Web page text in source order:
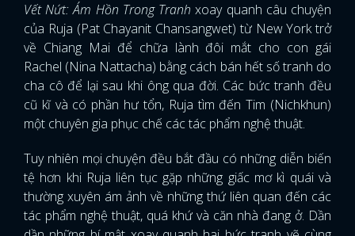
Vết Nứt: Ám Hồn Trong Tranhxoay quanh câu chuyện
của Ruja (Pat Chayanit Chansangwet) từ New York trở
về Chiang Mai để chữa lành đôi mắt cho con gái
Rachel (Nina Nattacha) bằng cách bán hết số tranh do
cha cô để lại sau khi ông qua đời. Các bức tranh đều
cũ kĩ và có phần hư tổn, Ruja tìm đến Tim (Nichkhun)
một chuyên gia phục chế các tác phẩm nghệ thuật.
Tuy nhiên mọi chuyện đều bắt đầu có những diễn biến
tệ hơn khi Ruja liên tục gặp những giấc mơ kì quái và
thường xuyên ám ảnh về những thứ liên quan đến các
tác phẩm nghệ thuật, quá khứ và căn nhà đang ở. Dần